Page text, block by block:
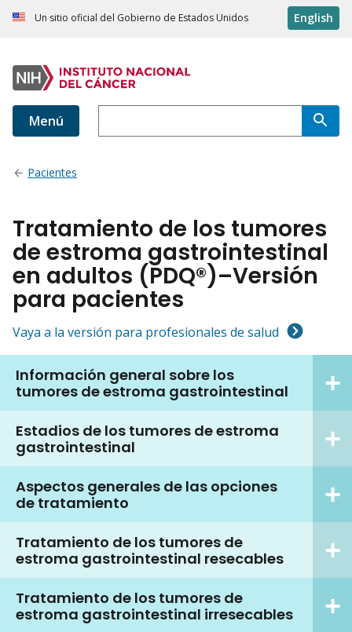
Un sitio oficial del Gobierno de Estados Unidos English
Menú
Pacientes
Tratamiento de los tumores
de estroma gastrointestinal
en adultos (PDQ®)–Versión
para pacientes
Vaya a la versión para profesionales de salud
Información general sobre los
tumores de estroma gastrointestinal
Estadios de los tumores de estroma
gastrointestinal
Aspectos generales de las opciones
de tratamiento
Tratamiento de los tumores de
estroma gastrointestinal resecables
Tratamiento de los tumores de
estroma gastrointestinal irresecables